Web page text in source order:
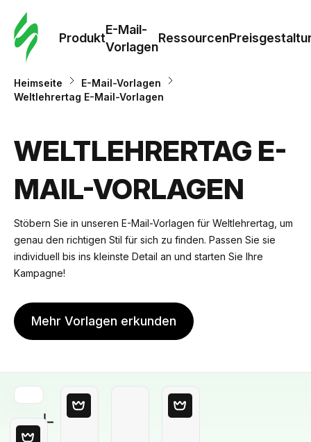
Produkt
E-Mail-
Vorlagen
Ressourcen
Heimseite
E-Mail-Vorlagen
Weltlehrertag E-Mail-Vorlagen
WELTLEHRERTAG E-
MAIL-VORLAGEN
Stöbern Sie in unseren E-Mail-Vorlagen für Weltlehrertag, um
genau den richtigen Stil für sich zu finden. Passen Sie sie
individuell bis ins kleinste Detail an und starten Sie Ihre
Kampagne!
Mehr Vorlagen erkunden